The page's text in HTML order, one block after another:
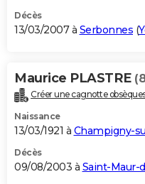
Décès
13/03/2007 à Serbonnes (
Maurice PLASTRE
Créer une cagnotte
Naissance
13/03/1921 à Champigny-
Décès
09/08/2003 à Saint-Maur-